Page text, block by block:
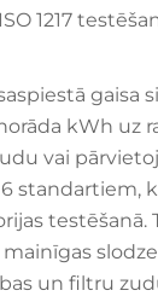
1217
gaisa
kWh uz
vai
standartiem,
testēšanā.
un filtru